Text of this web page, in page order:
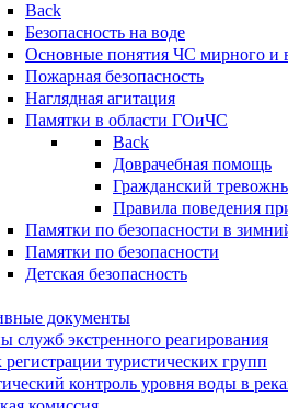
Back
Безопасность на воде
Основные понятия ЧС мирного и
Пожарная безопасность
Наглядная агитация
Памятки в области ГОиЧС
Back
Доврачебная помощь
Гражданский
Правила поведения
Памятки по безопасности в
Памятки по безопасности
Детская безопасность
документы
служб экстренного реагирования
туристических групп
контроль уровня воды в